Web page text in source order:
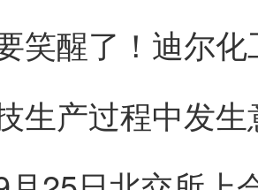
生产过程中发